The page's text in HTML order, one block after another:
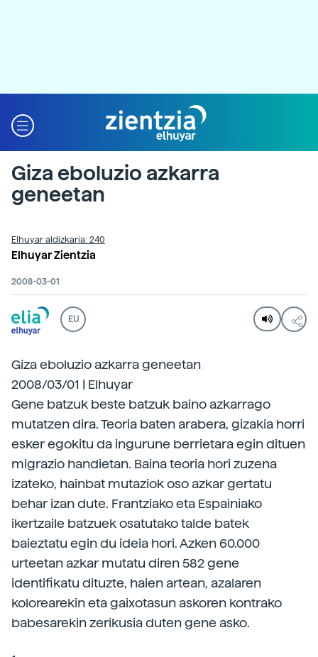
Giza eboluzio azkarra
geneetan
Elhuyar aldizkaria: 240
Elhuyar Zientzia
2008-03-01
EU
Giza eboluzio azkarra geneetan
2008/03/01 | Elhuyar
Gene batzuk beste batzuk baino azkarrago
mutatzen dira. Teoria baten arabera, gizakia horri
esker egokitu da ingurune berrietara egin dituen
migrazio handietan. Baina teoria hori zuzena
izateko, hainbat mutaziok oso azkar gertatu
behar izan dute. Frantziako eta Espainiako
ikertzaile batzuek osatutako talde batek
baieztatu egin du ideia hori. Azken 60.000
urteetan azkar mutatu diren 582 gene
identifikatu dituzte, haien artean, azalaren
kolorearekin eta gaixotasun askoren kontrako
babesarekin zerikusia duten gene asko.